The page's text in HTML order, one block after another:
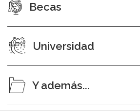
Becas
Universidad
Y además...